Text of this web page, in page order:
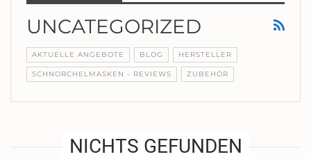
UNCATEGORIZED
AKTUELLE ANGEBOTE BLOG HERSTELLER
SCHNORCHELMASKEN - REVIEWS ZUBEHÖR
NICHTS GEFUNDEN